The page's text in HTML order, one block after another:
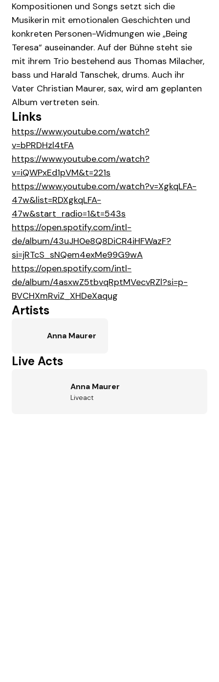
Kompositionen und Songs setzt sich die
Musikerin mit emotionalen Geschichten und
konkreten Personen-Widmungen wie „Being
Teresa“ auseinander. Auf der Bühne steht sie
mit ihrem Trio bestehend aus Thomas Milacher,
bass und Harald Tanschek, drums. Auch ihr
Vater Christian Maurer, sax, wird am geplanten
Album vertreten sein.
Links
https://www.youtube.com/watch?
v=bPRDHzl4tFA
https://www.youtube.com/watch?
v=iQWPxEd1pVM&t=221s
https://www.youtube.com/watch?v=XgkqLFA-
47w&list=RDXgkqLFA-
47w&start_radio=1&t=543s
https://open.spotify.com/intl-
de/album/43uJH0e8Q8DiCR4iHFWazF?
si=jRTcS_sNQem4exMe99G9wA
https://open.spotify.com/intl-
de/album/4asxwZ5tbvqRptMVecvRZl?si=p-
BVCHXmRviZ_XHDeXaqug
Artists
Anna Maurer
Live Acts
Anna Maurer
Liveact